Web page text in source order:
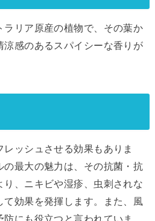
ラリア原産の植物で、その葉か
涼感のあるスパイシーな香りが
ッシュさせる効果もありま
の最大の魅力は、その抗菌・抗
、ニキビや湿疹、虫刺されな
て効果を発揮します。また、風
にも役立つと言われていま